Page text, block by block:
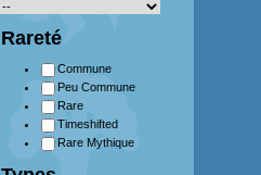
Rareté
Commune
Peu Commune
Rare
Timeshifted
Rare Mythique